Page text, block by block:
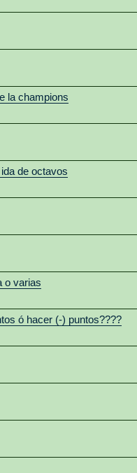
la champions
de octavos
o varias
ó hacer (-) puntos????